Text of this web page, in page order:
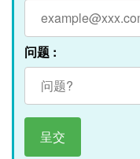
问题 :